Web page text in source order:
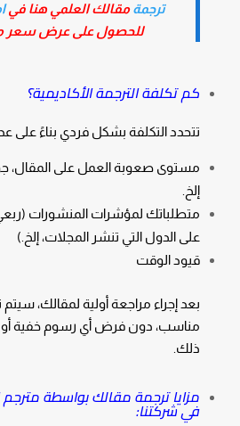
ترجمةمقالك العلمي هنا في
للحصول على عرض سعر
كم تكلفة الترجمة الأكاديمية؟
تتحدد التكلفة بشكل فردي بناءً على
مستوى صعوبة العمل على المقال،
إلخ.
على الدول التي تنشر المجلات، إلخ.)
قيود الوقت
بعد إجراء مراجعة أولية لمقالك،
مناسب، دون فرض أي رسوم خفية أو
ذلك.
مزايا ترجمة مقالك بواسطة مترجم
في شركتنا: